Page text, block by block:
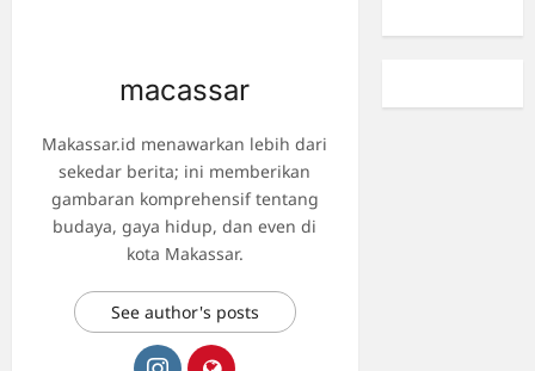
macassar
Makassar.id menawarkan lebih dari
sekedar berita; ini memberikan
gambaran komprehensif tentang
budaya, gaya hidup, dan even di
kota Makassar.
See author's posts